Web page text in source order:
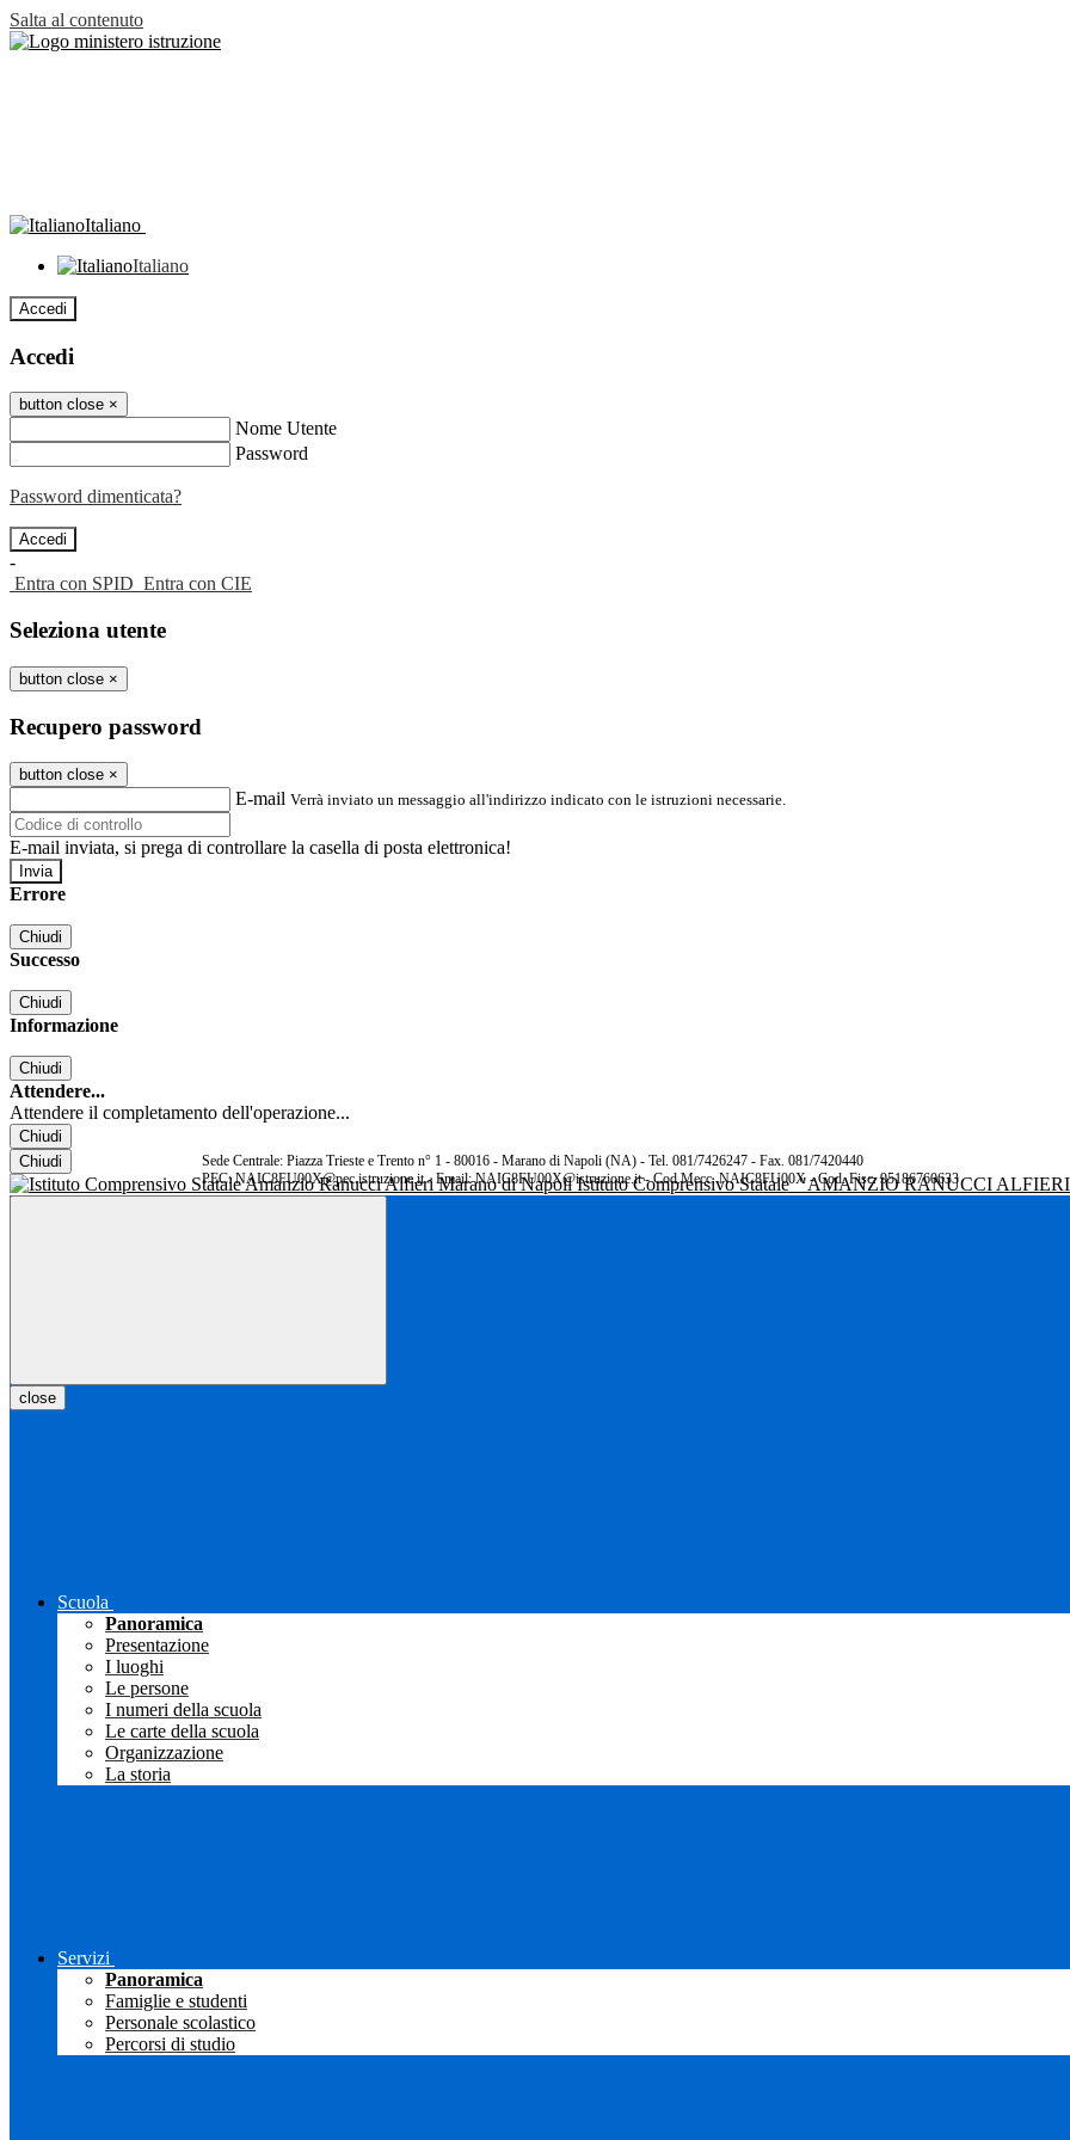
Salta al contenuto
Italiano
Italiano
Accedi
Accedi
button close ×
Nome Utente
Password
Password dimenticata?
-
Entra con SPID Entra con CIE
Seleziona utente
button close ×
Recupero password
button close ×
E-mail Verrà inviato un messaggio all'indirizzo indicato con le istruzioni necessarie.
E-mail inviata, si prega di controllare la casella di posta elettronica!
Errore
Chiudi
Successo
Chiudi
Informazione
Chiudi
Attendere...
Attendere il completamento dell'operazione...
Chiudi
Chiudi
Istituto Comprensivo Statale "AMANZIO RANUCCI
Sede Centrale: Piazza Trieste e Trento n° 1 - 80016 - Marano di Napoli (NA) - Tel. 081/7426247 - Fax. 081/7420440
PEC: NAIC8FU00X@pec.istruzione.it - Email: NAIC8FU00X@istruzione.it - Cod.Mecc. NAIC8FU00X - Cod. Fisc. 95186760633
close
Scuola
Panoramica
Presentazione
I luoghi
Le persone
I numeri della scuola
Le carte della scuola
Organizzazione
La storia
Servizi
Panoramica
Famiglie e studenti
Personale scolastico
Percorsi di studio